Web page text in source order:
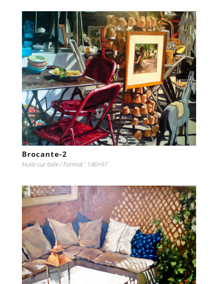
Brocante-2
Huile sur toile / Format : 146×97